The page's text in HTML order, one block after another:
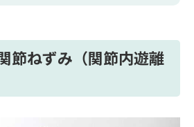
節ねずみ（関節内遊離